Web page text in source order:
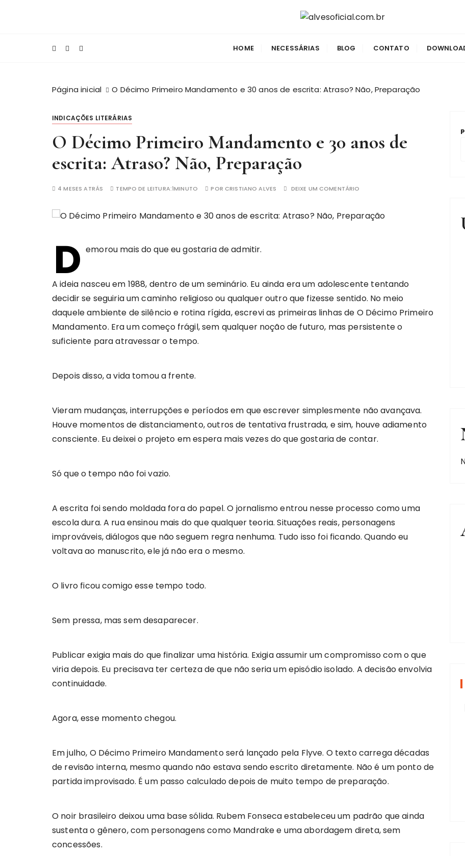
alvesoficial.com.br
HOME NECESSÁRIAS BLOG CONTATO
Página inicial O Décimo Primeiro Mandamento e 30 anos de escrita: Atraso? Não, Preparação
INDICAÇÕES LITERÁRIAS
O Décimo Primeiro Mandamento e 30 anos de
escrita: Atraso? Não, Preparação
4 MESES ATRÁS TEMPO DE LEITURA:1MINUTO POR CRISTIANO ALVES DEIXE UM COMENTÁRIO
D emorou mais do que eu gostaria de admitir.
A ideia nasceu em 1988, dentro de um seminário. Eu ainda era um adolescente tentando
decidir se seguiria um caminho religioso ou qualquer outro que fizesse sentido. No meio
daquele ambiente de silêncio e rotina rígida, escrevi as primeiras linhas de O Décimo Primeiro
Mandamento. Era um começo frágil, sem qualquer noção de futuro, mas persistente o
suficiente para atravessar o tempo.
Depois disso, a vida tomou a frente.
Vieram mudanças, interrupções e períodos em que escrever simplesmente não avançava.
Houve momentos de distanciamento, outros de tentativa frustrada, e sim, houve adiamento
consciente. Eu deixei o projeto em espera mais vezes do que gostaria de contar.
Só que o tempo não foi vazio.
A escrita foi sendo moldada fora do papel. O jornalismo entrou nesse processo como uma
escola dura. A rua ensinou mais do que qualquer teoria. Situações reais, personagens
improváveis, diálogos que não seguem regra nenhuma. Tudo isso foi ficando. Quando eu
voltava ao manuscrito, ele já não era o mesmo.
O livro ficou comigo esse tempo todo.
Sem pressa, mas sem desaparecer.
Publicar exigia mais do que finalizar uma história. Exigia assumir um compromisso com o que
viria depois. Eu precisava ter certeza de que não seria um episódio isolado. A decisão envolvia
continuidade.
Agora, esse momento chegou.
Em julho, O Décimo Primeiro Mandamento será lançado pela Flyve. O texto carrega décadas
de revisão interna, mesmo quando não estava sendo escrito diretamente. Não é um ponto de
partida improvisado. É um passo calculado depois de muito tempo de preparação.
O noir brasileiro deixou uma base sólida. Rubem Fonseca estabeleceu um padrão que ainda
sustenta o gênero, com personagens como Mandrake e uma abordagem direta, sem
concessões.